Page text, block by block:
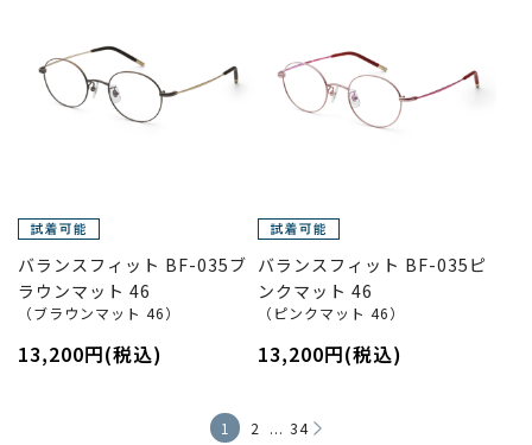
バランスフィット BF-035ブ
ラウンマット 46
（ブラウンマット 46）
13,200円(税込)
バランスフィット BF-035ピ
ンクマット 46
（ピンクマット 46）
13,200円(税込)
1 2 ... 34